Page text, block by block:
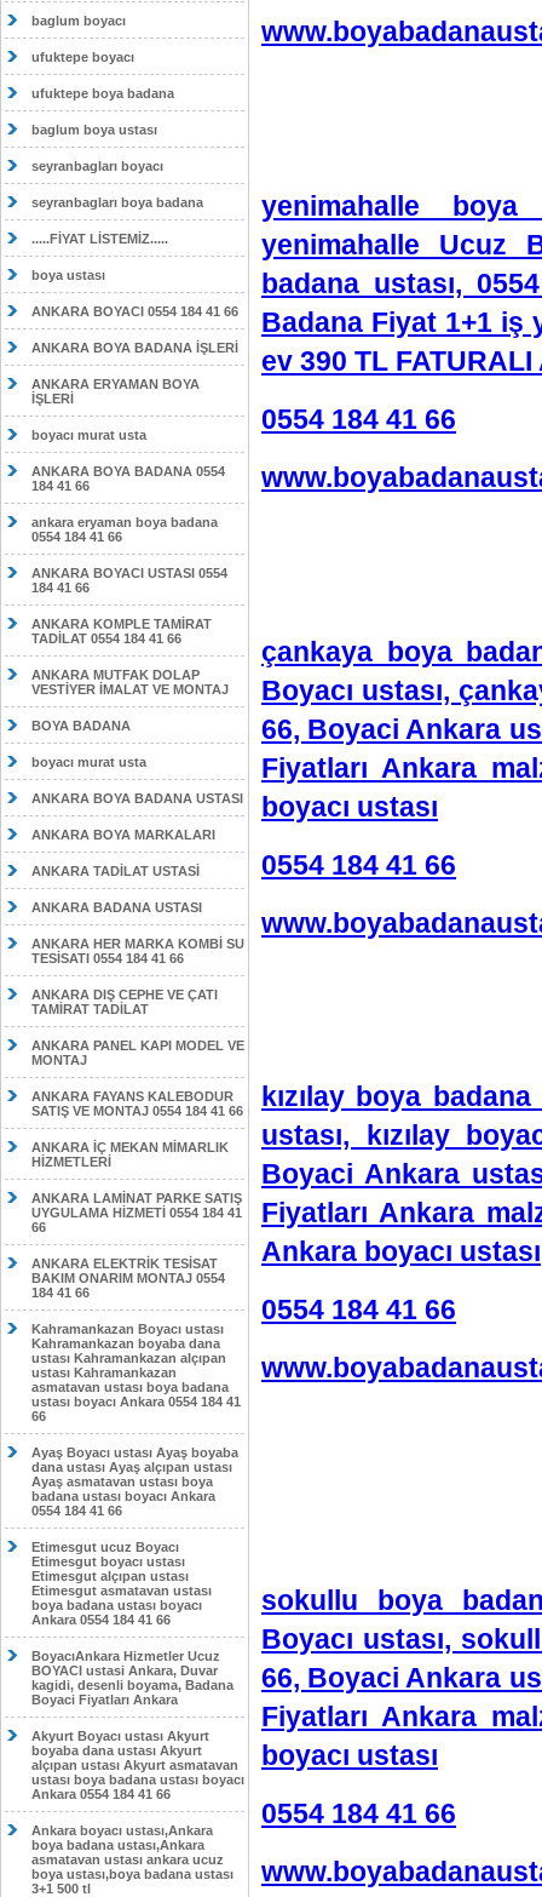
baglum boyacı
ufuktepe boyacı
ufuktepe boya badana
baglum boya ustası
seyranbagları boyacı
seyranbagları boya badana
.....FİYAT LİSTEMİZ.....
boya ustası
ANKARA BOYACI 0554 184 41 66
ANKARA BOYA BADANA İŞLERİ
ANKARA ERYAMAN BOYA
İŞLERİ
boyacı murat usta
ANKARA BOYA BADANA 0554
184 41 66
ankara eryaman boya badana
0554 184 41 66
ANKARA BOYACI USTASI 0554
184 41 66
ANKARA KOMPLE TAMİRAT
TADİLAT 0554 184 41 66
ANKARA MUTFAK DOLAP
VESTİYER İMALAT VE MONTAJ
BOYA BADANA
boyacı murat usta
ANKARA BOYA BADANA USTASI
ANKARA BOYA MARKALARI
ANKARA TADİLAT USTASİ
ANKARA BADANA USTASI
ANKARA HER MARKA KOMBİ SU
TESİSATI 0554 184 41 66
ANKARA DIŞ CEPHE VE ÇATI
TAMİRAT TADİLAT
ANKARA PANEL KAPI MODEL VE
MONTAJ
ANKARA FAYANS KALEBODUR
SATIŞ VE MONTAJ 0554 184 41 66
ANKARA İÇ MEKAN MİMARLIK
HİZMETLERİ
ANKARA LAMİNAT PARKE SATIŞ
UYGULAMA HİZMETİ 0554 184 41
66
ANKARA ELEKTRİK TESİSAT
BAKIM ONARIM MONTAJ 0554
184 41 66
Kahramankazan Boyacı ustası
Kahramankazan boyaba dana
ustası Kahramankazan alçıpan
ustası Kahramankazan
asmatavan ustası boya badana
ustası boyacı Ankara 0554 184 41
66
Ayaş Boyacı ustası Ayaş boyaba
dana ustası Ayaş alçıpan ustası
Ayaş asmatavan ustası boya
badana ustası boyacı Ankara
0554 184 41 66
Etimesgut ucuz Boyacı
Etimesgut boyacı ustası
Etimesgut alçıpan ustası
Etimesgut asmatavan ustası
boya badana ustası boyacı
Ankara 0554 184 41 66
BoyacıAnkara Hizmetler Ucuz
BOYACI ustasi Ankara, Duvar
kagidi, desenli boyama, Badana
Boyaci Fiyatları Ankara
Akyurt Boyacı ustası Akyurt
boyaba dana ustası Akyurt
alçıpan ustası Akyurt asmatavan
ustası boya badana ustası boyacı
Ankara 0554 184 41 66
Ankara boyacı ustası,Ankara
boya badana ustası,Ankara
asmatavan ustası ankara ucuz
boya ustası,boya badana ustası
3+1 500 tl
yenimahalle boya
yenimahalle Ucuz
badana ustası,
Badana Fiyat 1+1 iş
ev 390 TL
0554 184 41 66
çankaya boya
Boyacı ustası,
66, Boyaci Ankara
Fiyatları Ankara
boyacı ustası
0554 184 41 66
kızılay boya
ustası, kızılay
Boyaci Ankara
Fiyatları Ankara
Ankara boyacı ustası
0554 184 41 66
sokullu boya
Boyacı ustası,
66, Boyaci Ankara
Fiyatları Ankara
boyacı ustası
0554 184 41 66